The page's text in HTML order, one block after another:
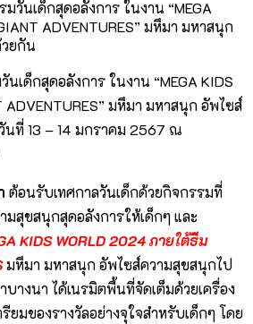
เด็กสุดอลังการ ในงาน “MEGA KIDS
ADVENTURES” มหึมา มหาสนุก อัพไซส์
ที่ 13 – 14 มกราคม 2567 ณ
ต้อนรับเทศกาลวันเด็กด้วยกิจกรรมที่
มสุขสนุกสุดอลังการให้เด็กๆ และ
KIDS WORLD 2024 ภายใต้ธีม
มหึมา มหาสนุก อัพไซส์ความสุขสนุกไป
บางนา ได้เนรมิตพื้นที่จัดเต็มด้วยเครื่อง
ยมของรางวัลอย่างจุใจสำหรับเด็กๆ โดย